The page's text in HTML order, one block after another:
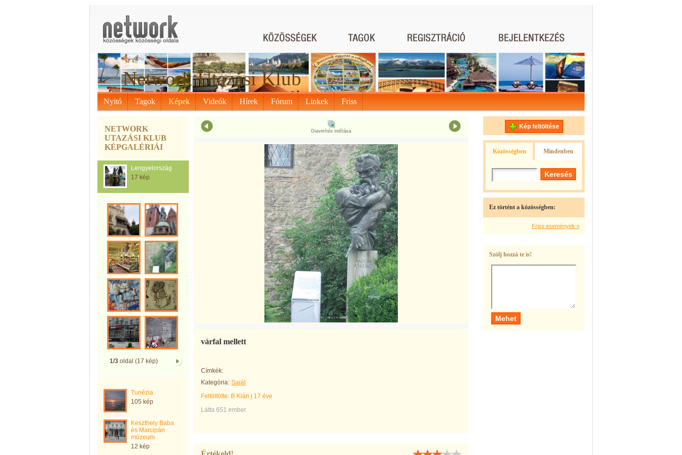
Network Utazási Klub
Nyitó Tagok Képek Videók Hírek Fórum Linkek Friss
NETWORK
UTAZÁSI KLUB
KÉPGALÉRIÁI
Lengyelország
17 kép
1/3oldal (17 kép)
Tunézia
105 kép
Keszthely Baba
és Marcipán
múzeum
12 kép
Diavetítés indítása
várfal mellett
Címkék:
Kategória: Saját
Feltöltötte: B Klári
17 éve
Látta 651 ember.
Kép feltöltése
Közösségben Mindenben
Ez történt a közösségben:
Friss események »
Szólj hozzá te is!